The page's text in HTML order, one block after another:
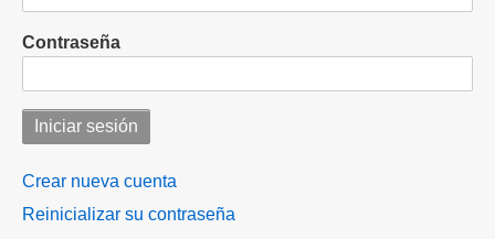
a
10
octubre
Ferrocarril
Contraseña
Crear nueva cuenta
Reinicializar su contraseña